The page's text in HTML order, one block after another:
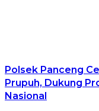
Polsek Panceng
Prupuh, Dukung
Nasional